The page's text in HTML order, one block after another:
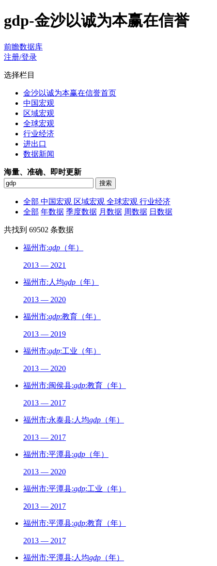
gdp-金沙以诚为本赢在信誉
前瞻数据库
注册/登录
选择栏目
金沙以诚为本赢在信誉首页
中国宏观
区域宏观
全球宏观
行业经济
进出口
数据新闻
海量、准确、即时更新
全部 中国宏观 区域宏观 全球宏观 行业经济
全部 年数据 季度数据 月数据 周数据 日数据
共找到 69502 条数据
福州市:gdp （年）
2013 — 2021
福州市:人均gdp （年）
2013 — 2020
福州市:gdp:教育（年）
2013 — 2019
福州市:gdp:工业（年）
2013 — 2020
福州市:闽侯县:gdp:教育（年）
2013 — 2017
福州市:永泰县:人均gdp （年）
2013 — 2017
福州市:平潭县:gdp （年）
2013 — 2020
福州市:平潭县:gdp:工业（年）
2013 — 2017
福州市:平潭县:gdp:教育（年）
2013 — 2017
福州市:平潭县:人均gdp （年）